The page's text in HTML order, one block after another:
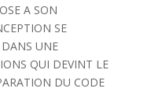
A SON
SE
UNE
QUI DEVINT LE
DU CODE